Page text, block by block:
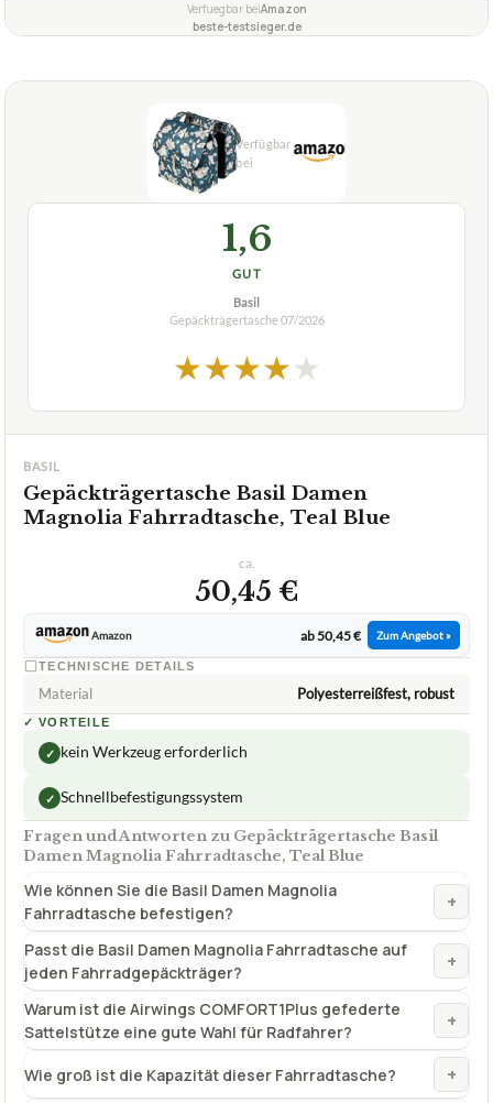
Verfuegbar beiAmazon
beste-testsieger.de
1,6
GUT
Basil
Gepäckträgertasche 07/2026
★★★★★
BASIL
Gepäckträgertasche Basil Damen
Magnolia Fahrradtasche, Teal Blue
ca.
50,45 €
Amazon ab 50,45 € Zum Angebot »
TECHNISCHE DETAILS
Material Polyesterreißfest, robust
✓ VORTEILE
✓ kein Werkzeug erforderlich
✓ Schnellbefestigungssystem
Fragen und Antworten zu Gepäckträgertasche Basil
Damen Magnolia Fahrradtasche, Teal Blue
Wie können Sie die Basil Damen Magnolia
Fahrradtasche befestigen?
+
Passt die Basil Damen Magnolia Fahrradtasche auf
jeden Fahrradgepäckträger?
+
Warum ist die Airwings COMFORT1Plus gefederte
Sattelstütze eine gute Wahl für Radfahrer?
+
Wie groß ist die Kapazität dieser Fahrradtasche? +